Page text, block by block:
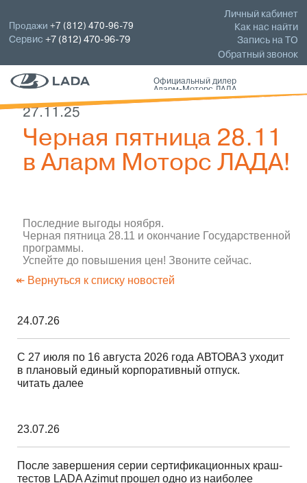
Личный кабинет
Как нас найти
Запись на ТО
Обратный звонок
Продажи+7 (812) 470-96-79
Сервис+7 (812) 470-96-79
Официальный дилер
Аларм-Моторс ЛАДА
27.11.25
Черная пятница 28.11
в Аларм Моторс ЛАДА!
Последние выгоды ноября.
Черная пятница 28.11 и окончание Государственной
программы.
Успейте до повышения цен! Звоните сейчас.
↞ Вернуться к списку новостей
24.07.26
С 27 июля по 16 августа 2026 года АВТОВАЗ уходит
в плановый единый корпоративный отпуск.
читать далее
23.07.26
После завершения серии сертификационных краш-
тестов LADA Azimut прошел одно из наиболее